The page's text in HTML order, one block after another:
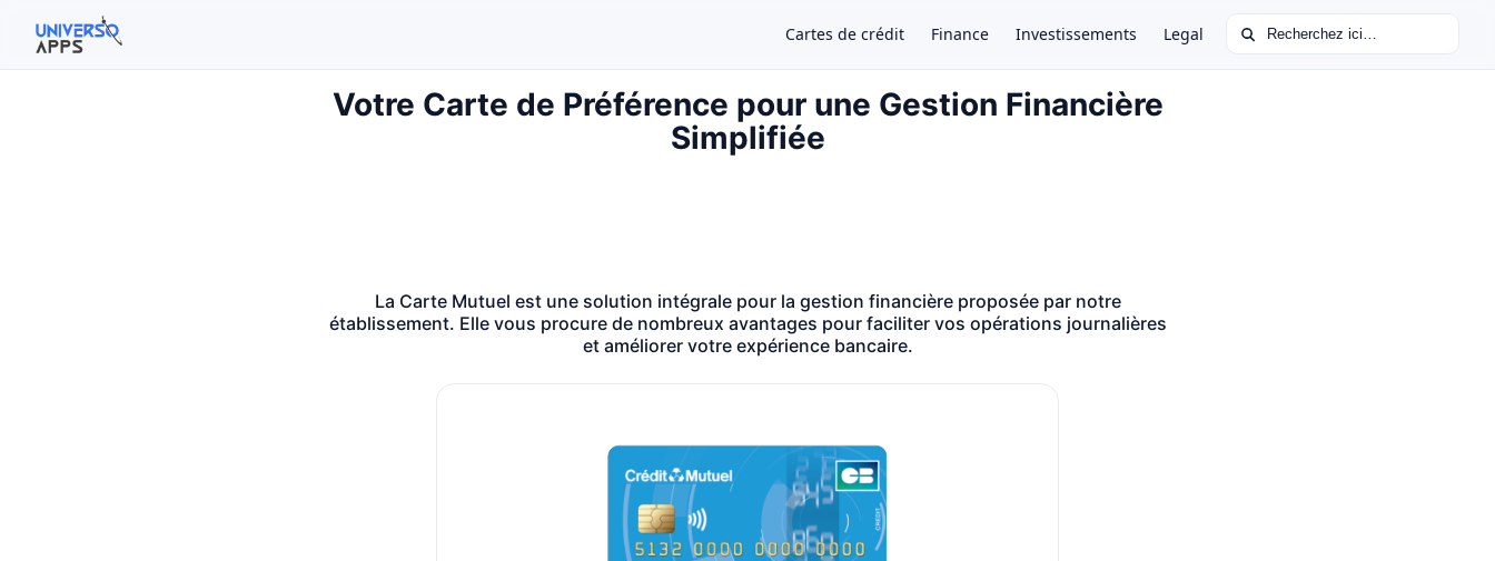
Cartes de crédit Finance Investissements Legal Rechercher :
Votre Carte de Préférence pour une Gestion Financière
Simplifiée
La Carte Mutuel est une solution intégrale pour la gestion financière proposée par notre
établissement. Elle vous procure de nombreux avantages pour faciliter vos opérations journalières
et améliorer votre expérience bancaire.